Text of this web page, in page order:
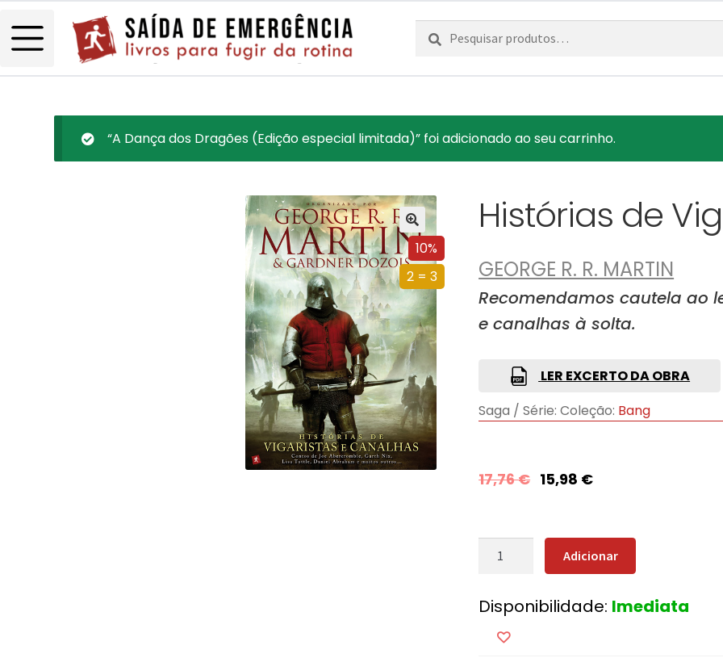
Pesquisar
por:
Pesquisa
“A Dança dos Dragões (Edição especial limitada)” foi adicionado ao seu carrinho.
10%
2 = 3
Histórias de
GEORGE R. R. MARTIN
Recomendamos cautela ao
e canalhas à solta.
LER EXCERTO DA OBRA
Saga / Série: Coleção: Bang
17,76€ 15,98 €
Quantidade
de
Vigaristas
Adicionar
Disponibilidade: Imediata